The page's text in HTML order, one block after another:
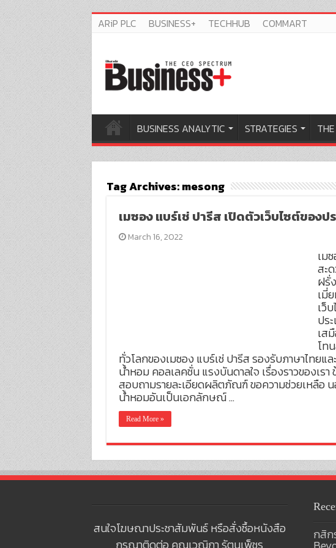
ARiP PLC BUSINESS+ TECHHUB COMMART
BUSINESS ANALYTIC STRATEGIES
Tag Archives:mesong
เมซอง แบร์เช่ ปารีส เปิดตัวเว็บไซต์ของ
March 16, 2022
เม
สะ
ฝรั่
เมี่
เว็
ปร
เส
โท
ทั่วโลกของเมซอง แบร์เช่ ปารีส รองรับภาษาไทย
น้ำหอม คอลเลคชั่น แรงบันดาลใจ เรื่องราวของเ
สอบถามรายละเอียดผลิตภัณฑ์ ขอความช่วยเหลือ
น้ำหอมอันเป็นเอกลักษณ์ …
Read More »
สนใจโฆษณาประชาสัมพันธ์ หรือสั่งซื้อหนังสือ
กรุณาติดต่อ คุณเวณิกา รัตนเพ็ชร
กสิก